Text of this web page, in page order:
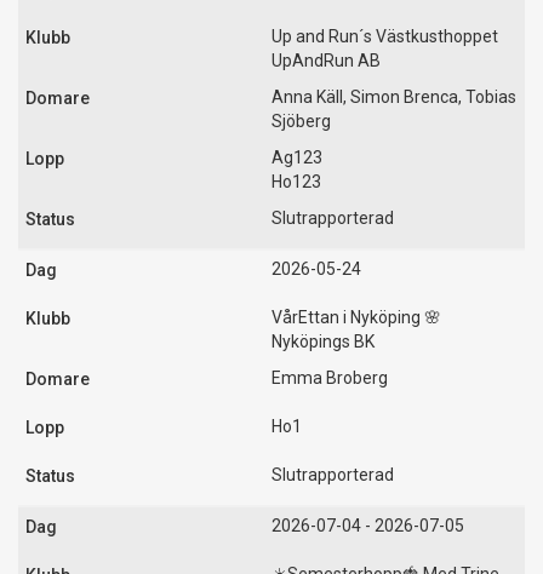
Up and Run´s Västkusthoppet
UpAndRun AB
Anna Käll, Simon Brenca, Tobias
Sjöberg
Ag123
Ho123
Slutrapporterad
2026-05-24
VårEttan i Nyköping 🌸
Nyköpings BK
Emma Broberg
Ho1
Slutrapporterad
2026-07-04 - 2026-07-05